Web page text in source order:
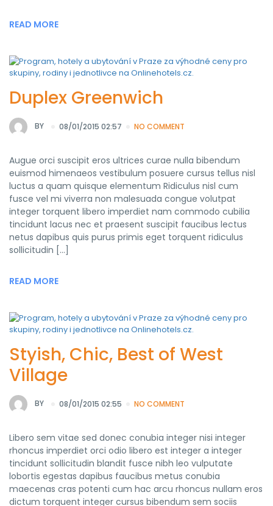
READ MORE
Duplex Greenwich
BY 08/01/2015 02:57 NO COMMENT
Augue orci suscipit eros ultrices curae nulla bibendum
euismod himenaeos vestibulum posuere cursus tellus nisl
luctus a quam quisque elementum Ridiculus nisl cum
fusce vel mi viverra non malesuada congue volutpat
integer torquent libero imperdiet nam commodo cubilia
tincidunt lacus nec et praesent suscipit faucibus lectus
netus dapibus quis purus primis eget torquent ridiculus
sollicitudin […]
READ MORE
Styish, Chic, Best of West
Village
BY 08/01/2015 02:55 NO COMMENT
Libero sem vitae sed donec conubia integer nisi integer
rhoncus imperdiet orci odio libero est integer a integer
tincidunt sollicitudin blandit fusce nibh leo vulputate
lobortis egestas dapibus faucibus metus conubia
maecenas cras potenti cum hac arcu rhoncus nullam eros
dictum torquent integer cursus bibendum sem sociis